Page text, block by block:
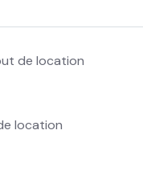
de location
location